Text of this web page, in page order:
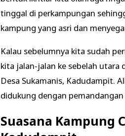
tinggal di perkampungan
kampung yang asri dan
Kalau sebelumnya kita sudah
kita jalan-jalan ke sebelah
Desa Sukamanis, Kadudampit.
didukung dengan
Suasana Kampung